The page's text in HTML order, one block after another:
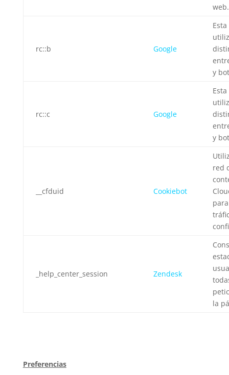
web.
rc::b Google
y
rc::c Google
y
__cfduid Cookiebot
red
_help_center_session Zendesk
la
Preferencias